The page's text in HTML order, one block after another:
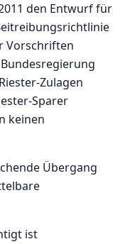
den Entwurf für
Vorschriften
Zulagen
Sparer
keinen
Übergang
ist